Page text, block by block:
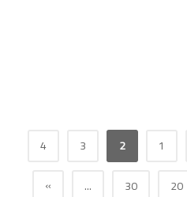
1
2
3
4
20
30
...
»